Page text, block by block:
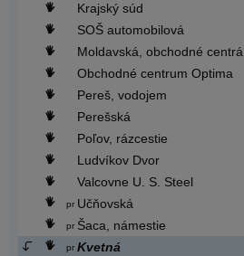
Krajský súd
SOŠ automobilová
Moldavská, obchodné centrá
Obchodné centrum Optima
Pereš, vodojem
Perešská
Poľov, rázcestie
Ludvíkov Dvor
Valcovne U. S. Steel
pr Učňovská
pr Šaca, námestie
pr Kvetná